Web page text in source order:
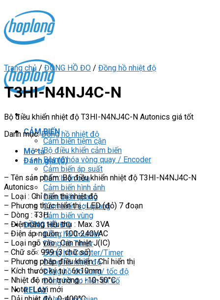
content
CẢM BIẾN
Cảm biến tiệm cận
Bộ điều khiển cảm biến
Bộ mã hóa vòng quay / Encoder
Cảm biến áp suất
Cảm biến cửa
Cảm biến hình ảnh
Cảm biến quang
Cảm biến sợi quang
Cảm biến vùng
ĐỒNG HỒ ĐO
Đồng hồ Counter
Đồng hồ Timer
Đồng hồ Counter/Timer
Đồng hồ nhiệt độ
Đồng hồ đo xung/ tốc độ
Đồng hồ đo hiển thị số
RELAY
Trang chủ / ĐỒNG HỒ ĐO / Đồng hồ nhiệt độ
T3HI-N4NJ4C-N
Bộ điều khiển nhiệt độ T3HI-N4NJ4C-N Autonics giá tốt
Danh mục:Đồng hồ nhiệt độ
Mô tả
Đánh giá (0)
– Tên sản phẩm: Bộ điều khiển nhiệt độ T3HI-N4NJ4C-N
Autonics
– Loại : Chỉ hiển thị nhiệt độ
– Phương thức hiển thị : LED (đỏ) 7 đoạn
– Dòng : T3H
– Điện năng tiêu thụ : Max. 3VA
– Điện áp nguồn : 100-240VAC
– Loại ngõ vào : Can nhiệt J(IC)
– Chữ số : 999 (3 chữ số)
– Phương pháp điều khiển : Chỉ hiển thị
– Kích thước ký tự : 6x10mm
– Nhiệt độ môi trường : -10-50°C
– Note : Loại mới